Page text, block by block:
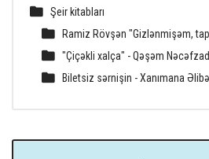
Şeir kitabları
Ramiz Rövşən "Gizlənmişəm,
"Çiçəkli xalça" - Qəşəm
Biletsiz sərnişin - Xanımana